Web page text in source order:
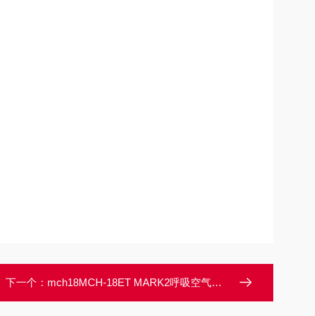
下一个： mch18MCH-18ET MARK2呼吸空气充填泵